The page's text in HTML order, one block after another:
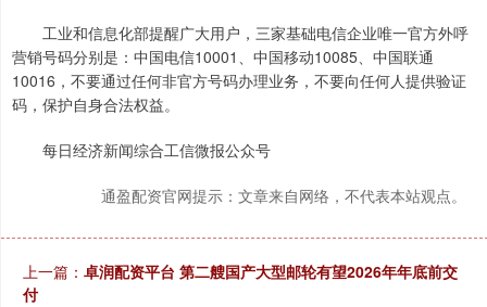
工业和信息化部提醒广大用户，三家基础电信企业唯一官方外呼
营销号码分别是：中国电信10001、中国移动10085、中国联通
10016，不要通过任何非官方号码办理业务，不要向任何人提供验证
码，保护自身合法权益。
每日经济新闻综合工信微报公众号
通盈配资官网提示：文章来自网络，不代表本站观点。
上一篇： 卓润配资平台 第二艘国产大型邮轮有望2026年年底前交
付